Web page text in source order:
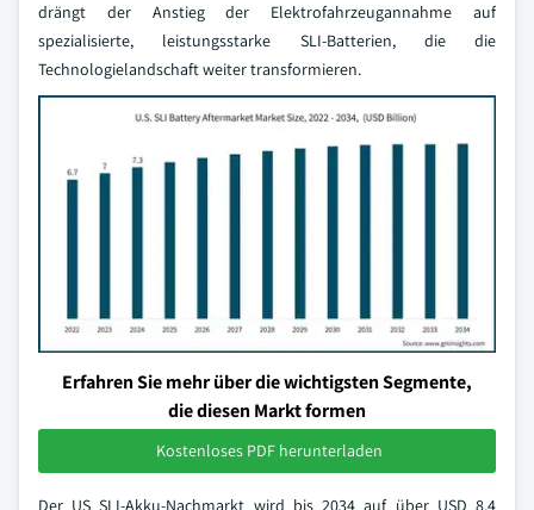
drängt der Anstieg der Elektrofahrzeugannahme auf
spezialisierte, leistungsstarke SLI-Batterien, die die
Technologielandschaft weiter transformieren.
Erfahren Sie mehr über die wichtigsten Segmente,
die diesen Markt formen
Kostenloses PDF herunterladen
Der US SLI-Akku-Nachmarkt wird bis 2034 auf über USD 8,4